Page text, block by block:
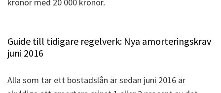
Guide till tidigare regelverk: Nya amorteringskrav
juni 2016
Alla som tar ett bostadslån är sedan juni 2016 är